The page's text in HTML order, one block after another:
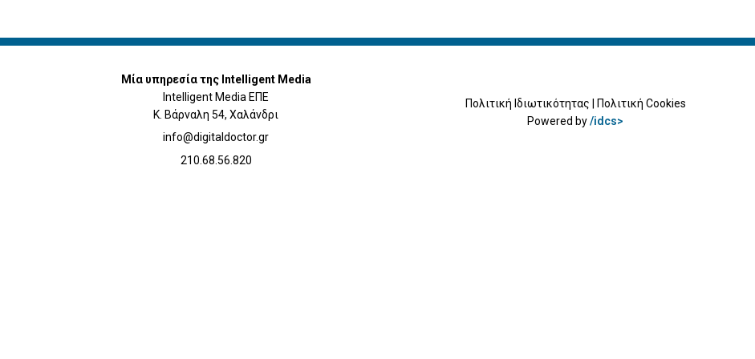
Μία υπηρεσία της Intelligent Media
Intelligent Media ΕΠΕ
Κ. Βάρναλη 54, Χαλάνδρι
info@digitaldoctor.gr
210.68.56.820
Πολιτική Ιδιωτικότητας
Πολιτική Cookies
Powered by/idcs>